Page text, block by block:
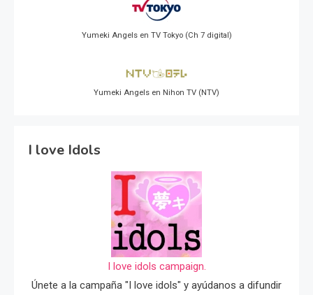
Yumeki Angels en TV Tokyo (Ch 7 digital)
Yumeki Angels en Nihon TV (NTV)
I love Idols
I love idols campaign.
Únete a la campaña "I love idols" y ayúdanos a difundir